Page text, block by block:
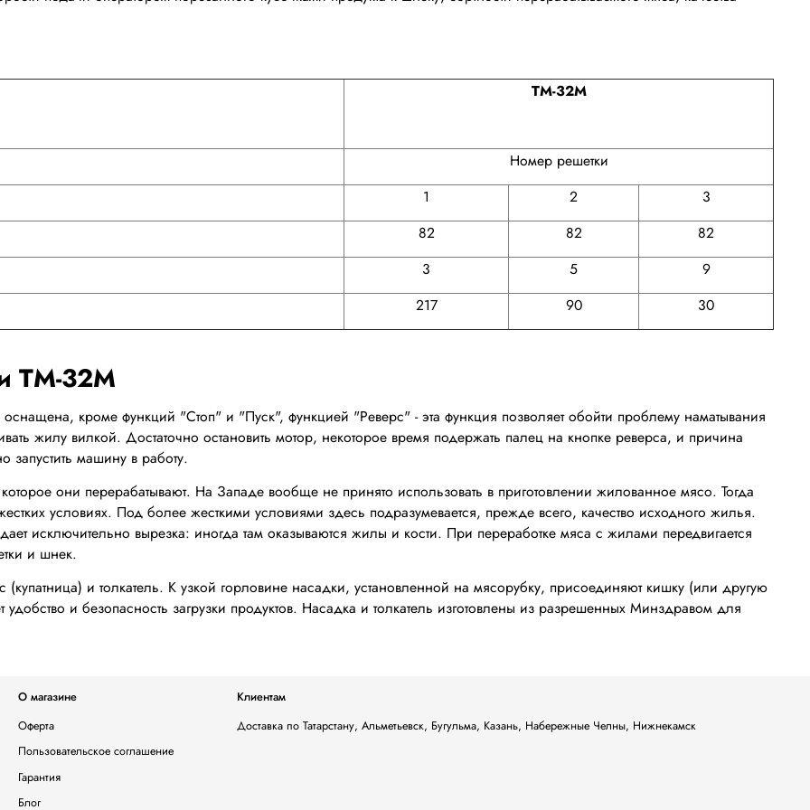
ТМ-32М
Номер решетки
1
2
3
82
82
82
3
5
9
217
90 30
ТМ-32М
кроме функций "Стоп" и "Пуск", функцией "Реверс" - эта функция позволяет обойти проблему наматывания
жилу вилкой. Достаточно остановить мотор, некоторое время подержать палец на кнопке реверса, и причина
запустить машину в работу.
они перерабатывают. На Западе вообще не принято использовать в приготовлении жилованное мясо. Тогда
условиях. Под более жесткими условиями здесь подразумевается, прежде всего, качество исходного жилья.
исключительно вырезка: иногда там оказываются жилы и кости. При переработке мяса с жилами передвигается
и шнек.
(купатница) и толкатель. К узкой горловине насадки, установленной на мясорубку, присоединяют кишку (или другую
и безопасность загрузки продуктов. Насадка и толкатель изготовлены из разрешенных Минздравом для
О магазине
Оферта
Пользовательское соглашение
Гарантия
Блог
Клиентам
Доставка по Татарстану, Альметьевск, Бугульма, Казань, Набережные Челны, Нижнекамск